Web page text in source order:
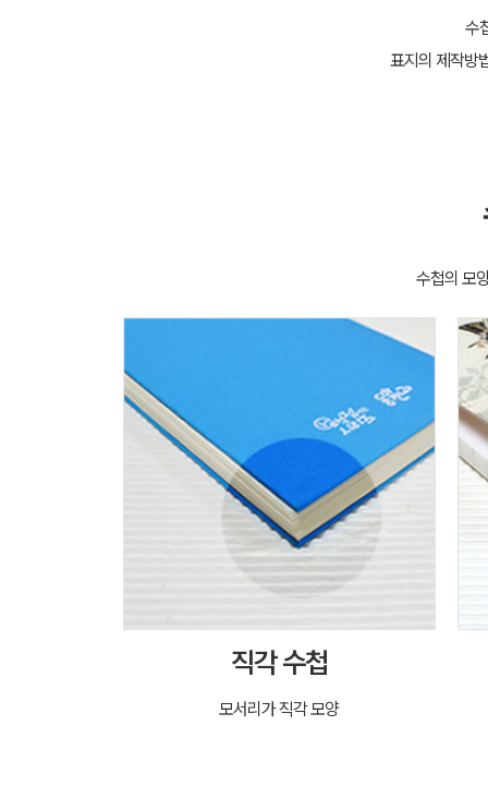
수
표지의 제작방
수첩의 모
직각 수첩
모서리가 직각 모양